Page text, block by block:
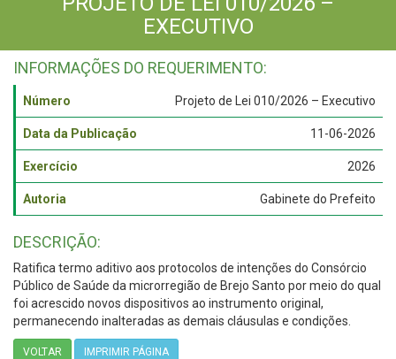
EXECUTIVO
INFORMAÇÕES DO REQUERIMENTO:
Número Projeto de Lei 010/2026 – Executivo
Data da Publicação 11-06-2026
Exercício 2026
Autoria Gabinete do Prefeito
DESCRIÇÃO:
Ratifica termo aditivo aos protocolos de intenções do Consórcio
Público de Saúde da microrregião de Brejo Santo por meio do qual
foi acrescido novos dispositivos ao instrumento original,
permanecendo inalteradas as demais cláusulas e condições.
VOLTAR IMPRIMIR PÁGINA